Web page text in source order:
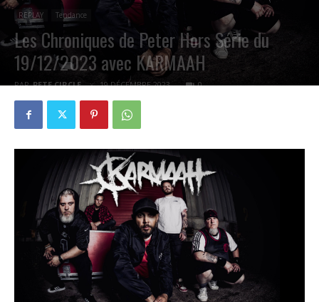
REPLAY Tendance
Les Chroniques de Peter Hors Série du
19/12/2023 avec KARMAAH
PAR PETE CIRCLE 19 DÉCEMBRE 2023 0